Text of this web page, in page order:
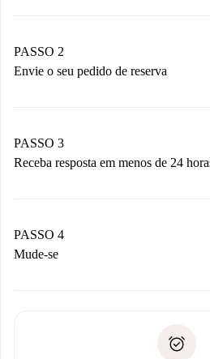
Você tem todas as informações
antecipadamente.
PASSO 2
Envie o seu pedido de reserva
Não cobramos nada até que o
PASSO 3
Receba resposta em menos de 24
proprietário.
Se recusada: não cobraremos
Débito direto bancário
PASSO 4
Mude-se
não comunicar nenhum